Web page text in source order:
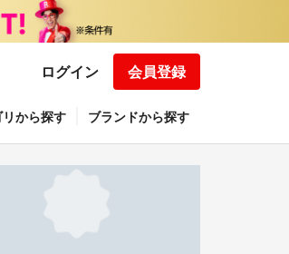
ログイン 会員登録
から探す ブランドから探す